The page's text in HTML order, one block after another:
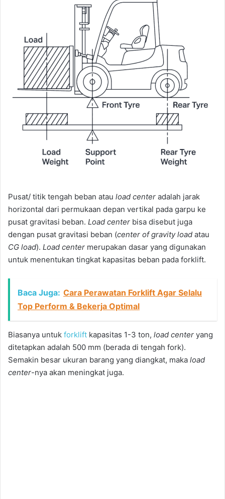
Pusat/ titik tengah beban atau load center adalah jarak
horizontal dari permukaan depan vertikal pada garpu ke
pusat gravitasi beban. Load center bisa disebut juga
dengan pusat gravitasi beban (center of gravity load atau
CG load). Load center merupakan dasar yang digunakan
untuk menentukan tingkat kapasitas beban pada forklift.
Baca Juga: Cara Perawatan Forklift Agar Selalu
Top Perform & Bekerja Optimal
Biasanya untuk forklift kapasitas 1-3 ton, load center yang
ditetapkan adalah 500 mm (berada di tengah fork).
Semakin besar ukuran barang yang diangkat, maka load
center-nya akan meningkat juga.